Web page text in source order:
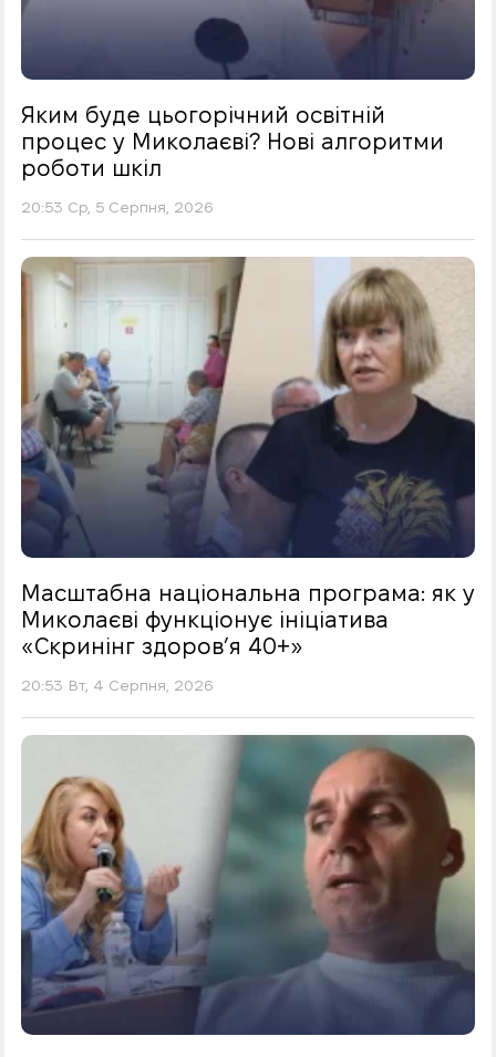
Яким буде цьогорічний освітній
процес у Миколаєві? Нові алгоритми
роботи шкіл
20:53 Ср, 5 Серпня, 2026
Масштабна національна програма: як у
Миколаєві функціонує ініціатива
«Скринінг здоровʼя 40+»
20:53 Вт, 4 Серпня, 2026